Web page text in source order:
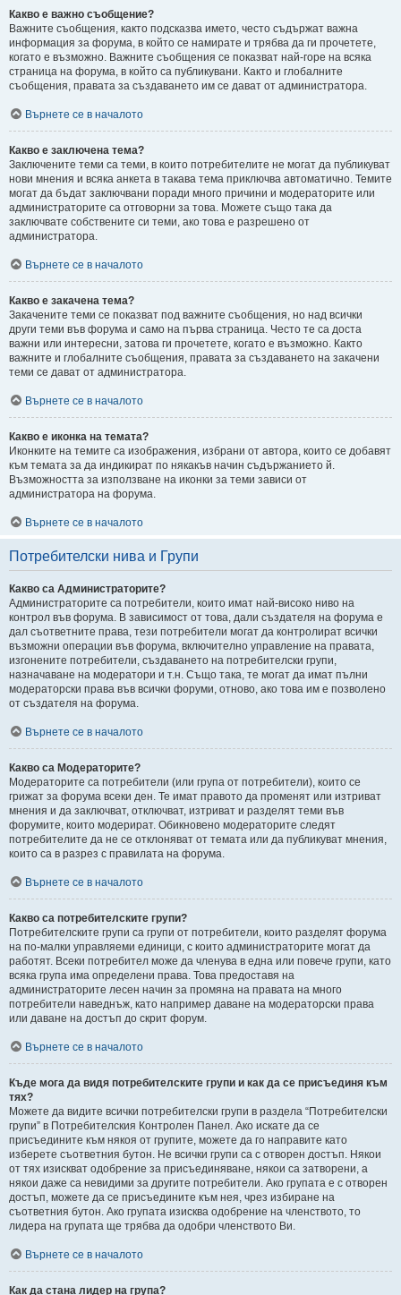
Какво е важно съобщение?
Важните съобщения, както подсказва името, често съдържат важна
информация за форума, в който се намирате и трябва да ги прочетете,
когато е възможно. Важните съобщения се показват най-горе на всяка
страница на форума, в който са публикувани. Както и глобалните
съобщения, правата за създаването им се дават от администратора.
Върнете се в началото
Какво е заключена тема?
Заключените теми са теми, в които потребителите не могат да публикуват
нови мнения и всяка анкета в такава тема приключва автоматично. Темите
могат да бъдат заключвани поради много причини и модераторите или
администраторите са отговорни за това. Можете също така да
заключвате собствените си теми, ако това е разрешено от
администратора.
Върнете се в началото
Какво е закачена тема?
Закачените теми се показват под важните съобщения, но над всички
други теми във форума и само на първа страница. Често те са доста
важни или интересни, затова ги прочетете, когато е възможно. Както
важните и глобалните съобщения, правата за създаването на закачени
теми се дават от администратора.
Върнете се в началото
Какво е иконка на темата?
Иконките на темите са изображения, избрани от автора, които се добавят
към темата за да индикират по някакъв начин съдържанието й.
Възможността за използване на иконки за теми зависи от
администратора на форума.
Върнете се в началото
Потребителски нива и Групи
Какво са Администраторите?
Администраторите са потребители, които имат най-високо ниво на
контрол във форума. В зависимост от това, дали създателя на форума е
дал съответните права, тези потребители могат да контролират всички
възможни операции във форума, включително управление на правата,
изгонените потребители, създаването на потребителски групи,
назначаване на модератори и т.н. Също така, те могат да имат пълни
модераторски права във всички форуми, отново, ако това им е позволено
от създателя на форума.
Върнете се в началото
Какво са Модераторите?
Модераторите са потребители (или група от потребители), които се
грижат за форума всеки ден. Те имат правото да променят или изтриват
мнения и да заключват, отключват, изтриват и разделят теми във
форумите, които модерират. Обикновено модераторите следят
потребителите да не се отклоняват от темата или да публикуват мнения,
които са в разрез с правилата на форума.
Върнете се в началото
Какво са потребителските групи?
Потребителските групи са групи от потребители, които разделят форума
на по-малки управляеми единици, с които администраторите могат да
работят. Всеки потребител може да членува в една или повече групи, като
всяка група има определени права. Това предоставя на
администраторите лесен начин за промяна на правата на много
потребители наведнъж, като например даване на модераторски права
или даване на достъп до скрит форум.
Върнете се в началото
Къде мога да видя потребителските групи и как да се присъединя към
тях?
Можете да видите всички потребителски групи в раздела “Потребителски
групи” в Потребителския Контролен Панел. Ако искате да се
присъедините към някоя от групите, можете да го направите като
изберете съответния бутон. Не всички групи са с отворен достъп. Някои
от тях изискват одобрение за присъединяване, някои са затворени, а
някои даже са невидими за другите потребители. Ако групата е с отворен
достъп, можете да се присъедините към нея, чрез избиране на
съответния бутон. Ако групата изисква одобрение на членството, то
лидера на групата ще трябва да одобри членството Ви.
Върнете се в началото
Как да стана лидер на група?